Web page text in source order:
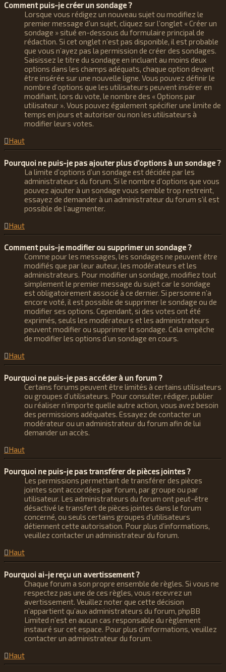
Comment puis-je créer un sondage ?
Lorsque vous rédigez un nouveau sujet ou modifiez le
premier message d’un sujet, cliquez sur l’onglet « Créer un
sondage » situé en-dessous du formulaire principal de
rédaction. Si cet onglet n’est pas disponible, il est probable
que vous n’ayez pas la permission de créer des sondages.
Saisissez le titre du sondage en incluant au moins deux
options dans les champs adéquats, chaque option devant
être insérée sur une nouvelle ligne. Vous pouvez définir le
nombre d’options que les utilisateurs peuvent insérer en
modifiant, lors du vote, le nombre des « Options par
utilisateur ». Vous pouvez également spécifier une limite de
temps en jours et autoriser ou non les utilisateurs à
modifier leurs votes.
Haut
Pourquoi ne puis-je pas ajouter plus d’options à un sondage ?
La limite d’options d’un sondage est décidée par les
administrateurs du forum. Si le nombre d’options que vous
pouvez ajouter à un sondage vous semble trop restreint,
essayez de demander à un administrateur du forum s’il est
possible de l’augmenter.
Haut
Comment puis-je modifier ou supprimer un sondage ?
Comme pour les messages, les sondages ne peuvent être
modifiés que par leur auteur, les modérateurs et les
administrateurs. Pour modifier un sondage, modifiez tout
simplement le premier message du sujet car le sondage
est obligatoirement associé à ce dernier. Si personne n’a
encore voté, il est possible de supprimer le sondage ou de
modifier ses options. Cependant, si des votes ont été
exprimés, seuls les modérateurs et les administrateurs
peuvent modifier ou supprimer le sondage. Cela empêche
de modifier les options d’un sondage en cours.
Haut
Pourquoi ne puis-je pas accéder à un forum ?
Certains forums peuvent être limités à certains utilisateurs
ou groupes d’utilisateurs. Pour consulter, rédiger, publier
ou réaliser n’importe quelle autre action, vous avez besoin
des permissions adéquates. Essayez de contacter un
modérateur ou un administrateur du forum afin de lui
demander un accès.
Haut
Pourquoi ne puis-je pas transférer de pièces jointes ?
Les permissions permettant de transférer des pièces
jointes sont accordées par forum, par groupe ou par
utilisateur. Les administrateurs du forum ont peut-être
désactivé le transfert de pièces jointes dans le forum
concerné, ou seuls certains groupes d’utilisateurs
détiennent cette autorisation. Pour plus d’informations,
veuillez contacter un administrateur du forum.
Haut
Pourquoi ai-je reçu un avertissement ?
Chaque forum a son propre ensemble de règles. Si vous ne
respectez pas une de ces règles, vous recevrez un
avertissement. Veuillez noter que cette décision
n’appartient qu’aux administrateurs du forum, phpBB
Limited n’est en aucun cas responsable du règlement
instauré sur cet espace. Pour plus d’informations, veuillez
contacter un administrateur du forum.
Haut